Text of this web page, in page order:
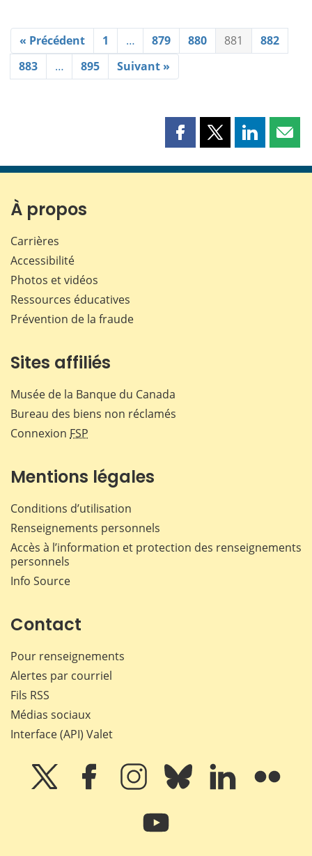
« Précédent 1 … 879 880 881
882
883
… 895 Suivant »
Partager
page
Partager
page
Partager
page page
À propos
Carrières
Accessibilité
Photos et vidéos
Ressources éducatives
Prévention de la fraude
Sites affiliés
Musée de la Banque du Canada
Bureau des biens non réclamés
Connexion FSP
Mentions légales
Conditions d’utilisation
Renseignements personnels
Accès à l’information et protection des renseignements
personnels
Info Source
Contact
Pour renseignements
Alertes par courriel
Fils RSS
Médias sociaux
Interface (API) Valet